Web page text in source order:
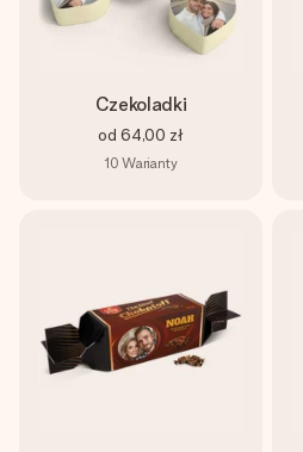
Czekoladki
od 64,00 zł
10 Warianty